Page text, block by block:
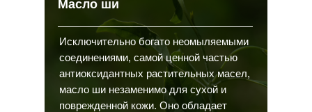
Масло ши
Исключительно богато неомыляемыми
соединениями, самой ценной частью
антиоксидантных растительных масел,
масло ши незаменимо для сухой и
поврежденной кожи. Оно обладает